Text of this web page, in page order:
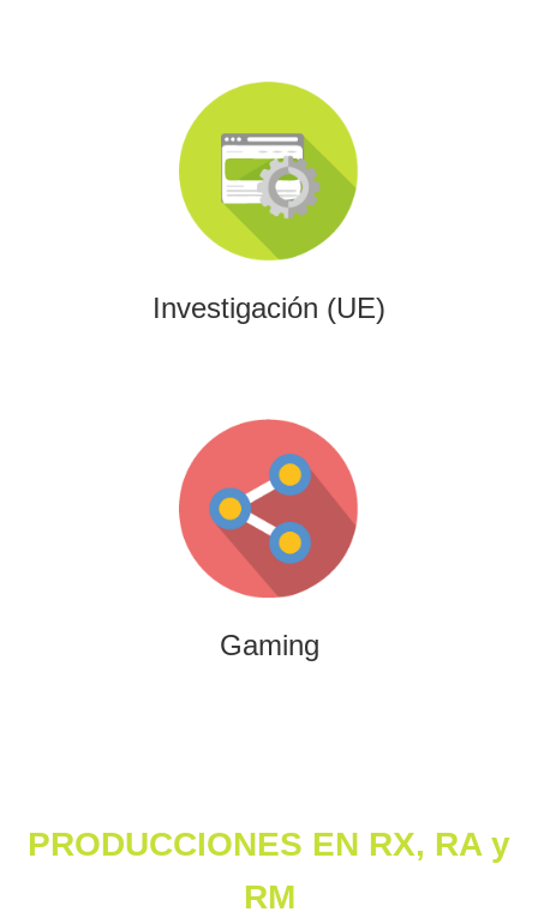
Investigación (UE)
Investigación (UE)
Impulsamos proyectos de I+D+i alineados con programas
europeos, conectando innovación tecnológica con
financiación estratégica.
Gaming
Gaming
Desarrollamos experiencias interactivas y videojuegos
que combinan entretenimiento, innovación y engagement
para marcas y audiencias.
PRODUCCIONES EN RX, RA y
RM